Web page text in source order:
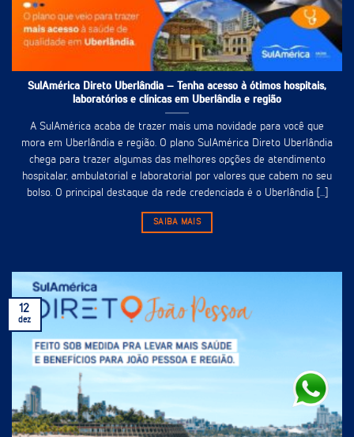
SulAmérica Direto Uberlândia – Tenha acesso à ótimos hospitais,
laboratórios e clínicas em Uberlândia e região
A SulAmérica acaba de trazer mais uma novidade para você que
mora em Uberlândia e região. O plano SulAmérica Direto Uberlândia
chega para trazer algumas das melhores opções de atendimento
hospitalar, ambulatorial e laboratorial por valores que cabem no seu
bolso. O principal destaque da rede credenciada é o Uberlândia [...]
SAIBA MAIS
12
dez